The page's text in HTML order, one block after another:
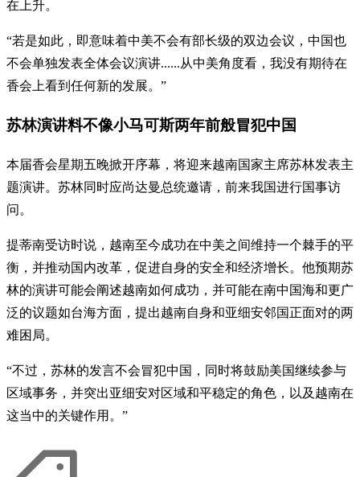
在上升。
“若是如此，即意味着中美不会有部长级的双边会议，中国也
不会单独发表全体会议演讲......从中美角度看，我没有期待在
香会上看到任何新的发展。”
苏林演讲料不像小马可斯两年前般冒犯中国
本届香会星期五晚掀开序幕，将迎来越南国家主席苏林发表主
题演讲。苏林同时应尚达曼总统邀请，前来我国进行国事访
问。
提蒂南受访时说，越南至今成功在中美之间维持一个棘手的平
衡，并推动国内改革，促进自身的安全和经济增长。他预期苏
林的演讲可能会阐述越南如何成功，并可能在南中国海和更广
泛的议题如台海方面，提出越南自身和亚细安邻国正面对的两
难困局。
“不过，苏林的发言不会冒犯中国，同时将鼓励美国继续参与
区域事务，并突出亚细安对区域和平稳定的角色，以及越南在
这当中的关键作用。”